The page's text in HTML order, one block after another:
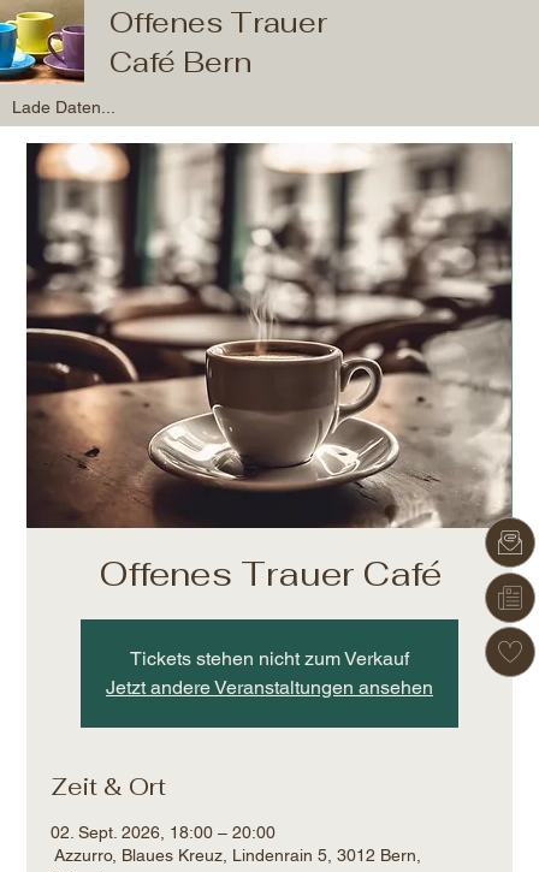
Lade Daten...
Offenes Trauer
Café Bern
Offenes Trauer Café
Tickets stehen nicht zum Verkauf
Jetzt andere Veranstaltungen ansehen
Zeit & Ort
02. Sept. 2026, 18:00 – 20:00
Azzurro, Blaues Kreuz, Lindenrain 5, 3012 Bern,